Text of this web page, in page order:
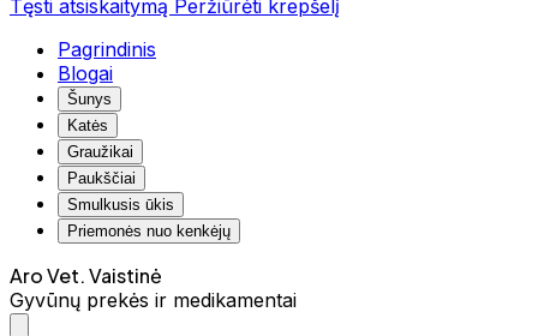
Tęsti atsiskaitymą Peržiūrėti krepšelį
Pagrindinis
Blogai
Šunys
Katės
Graužikai
Paukščiai
Smulkusis ūkis
Priemonės nuo kenkėjų
Aro Vet. Vaistinė
Gyvūnų prekės ir medikamentai